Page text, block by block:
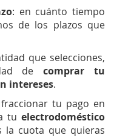
: en cuánto tiempo
de los plazos que
que selecciones,
decomprar tu
intereses.
tu pago en
tu electrodoméstico
la cuota que quieras